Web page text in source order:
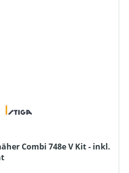
Combi 748e V Kit - inkl.